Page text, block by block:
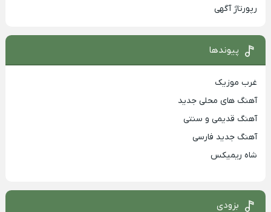
رپورتاژ آگهی
پیوندها
غرب موزیک
آهنگ های محلی جدید
آهنگ قدیمی و سنتی
آهنگ جدید فارسی
شاه ریمیکس
بزودی